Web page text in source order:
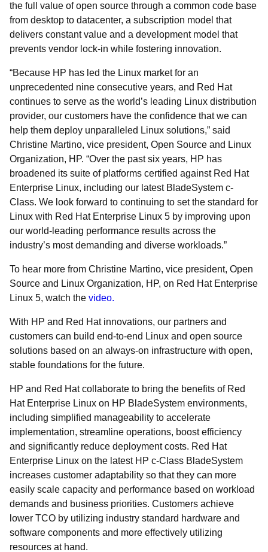
the full value of open source through a common code base
from desktop to datacenter, a subscription model that
delivers constant value and a development model that
prevents vendor lock-in while fostering innovation.
“Because HP has led the Linux market for an
unprecedented nine consecutive years, and Red Hat
continues to serve as the world’s leading Linux distribution
provider, our customers have the confidence that we can
help them deploy unparalleled Linux solutions,” said
Christine Martino, vice president, Open Source and Linux
Organization, HP. “Over the past six years, HP has
broadened its suite of platforms certified against Red Hat
Enterprise Linux, including our latest BladeSystem c-
Class. We look forward to continuing to set the standard for
Linux with Red Hat Enterprise Linux 5 by improving upon
our world-leading performance results across the
industry’s most demanding and diverse workloads.”
To hear more from Christine Martino, vice president, Open
Source and Linux Organization, HP, on Red Hat Enterprise
Linux 5, watch the video.
With HP and Red Hat innovations, our partners and
customers can build end-to-end Linux and open source
solutions based on an always-on infrastructure with open,
stable foundations for the future.
HP and Red Hat collaborate to bring the benefits of Red
Hat Enterprise Linux on HP BladeSystem environments,
including simplified manageability to accelerate
implementation, streamline operations, boost efficiency
and significantly reduce deployment costs. Red Hat
Enterprise Linux on the latest HP c-Class BladeSystem
increases customer adaptability so that they can more
easily scale capacity and performance based on workload
demands and business priorities. Customers achieve
lower TCO by utilizing industry standard hardware and
software components and more effectively utilizing
resources at hand.